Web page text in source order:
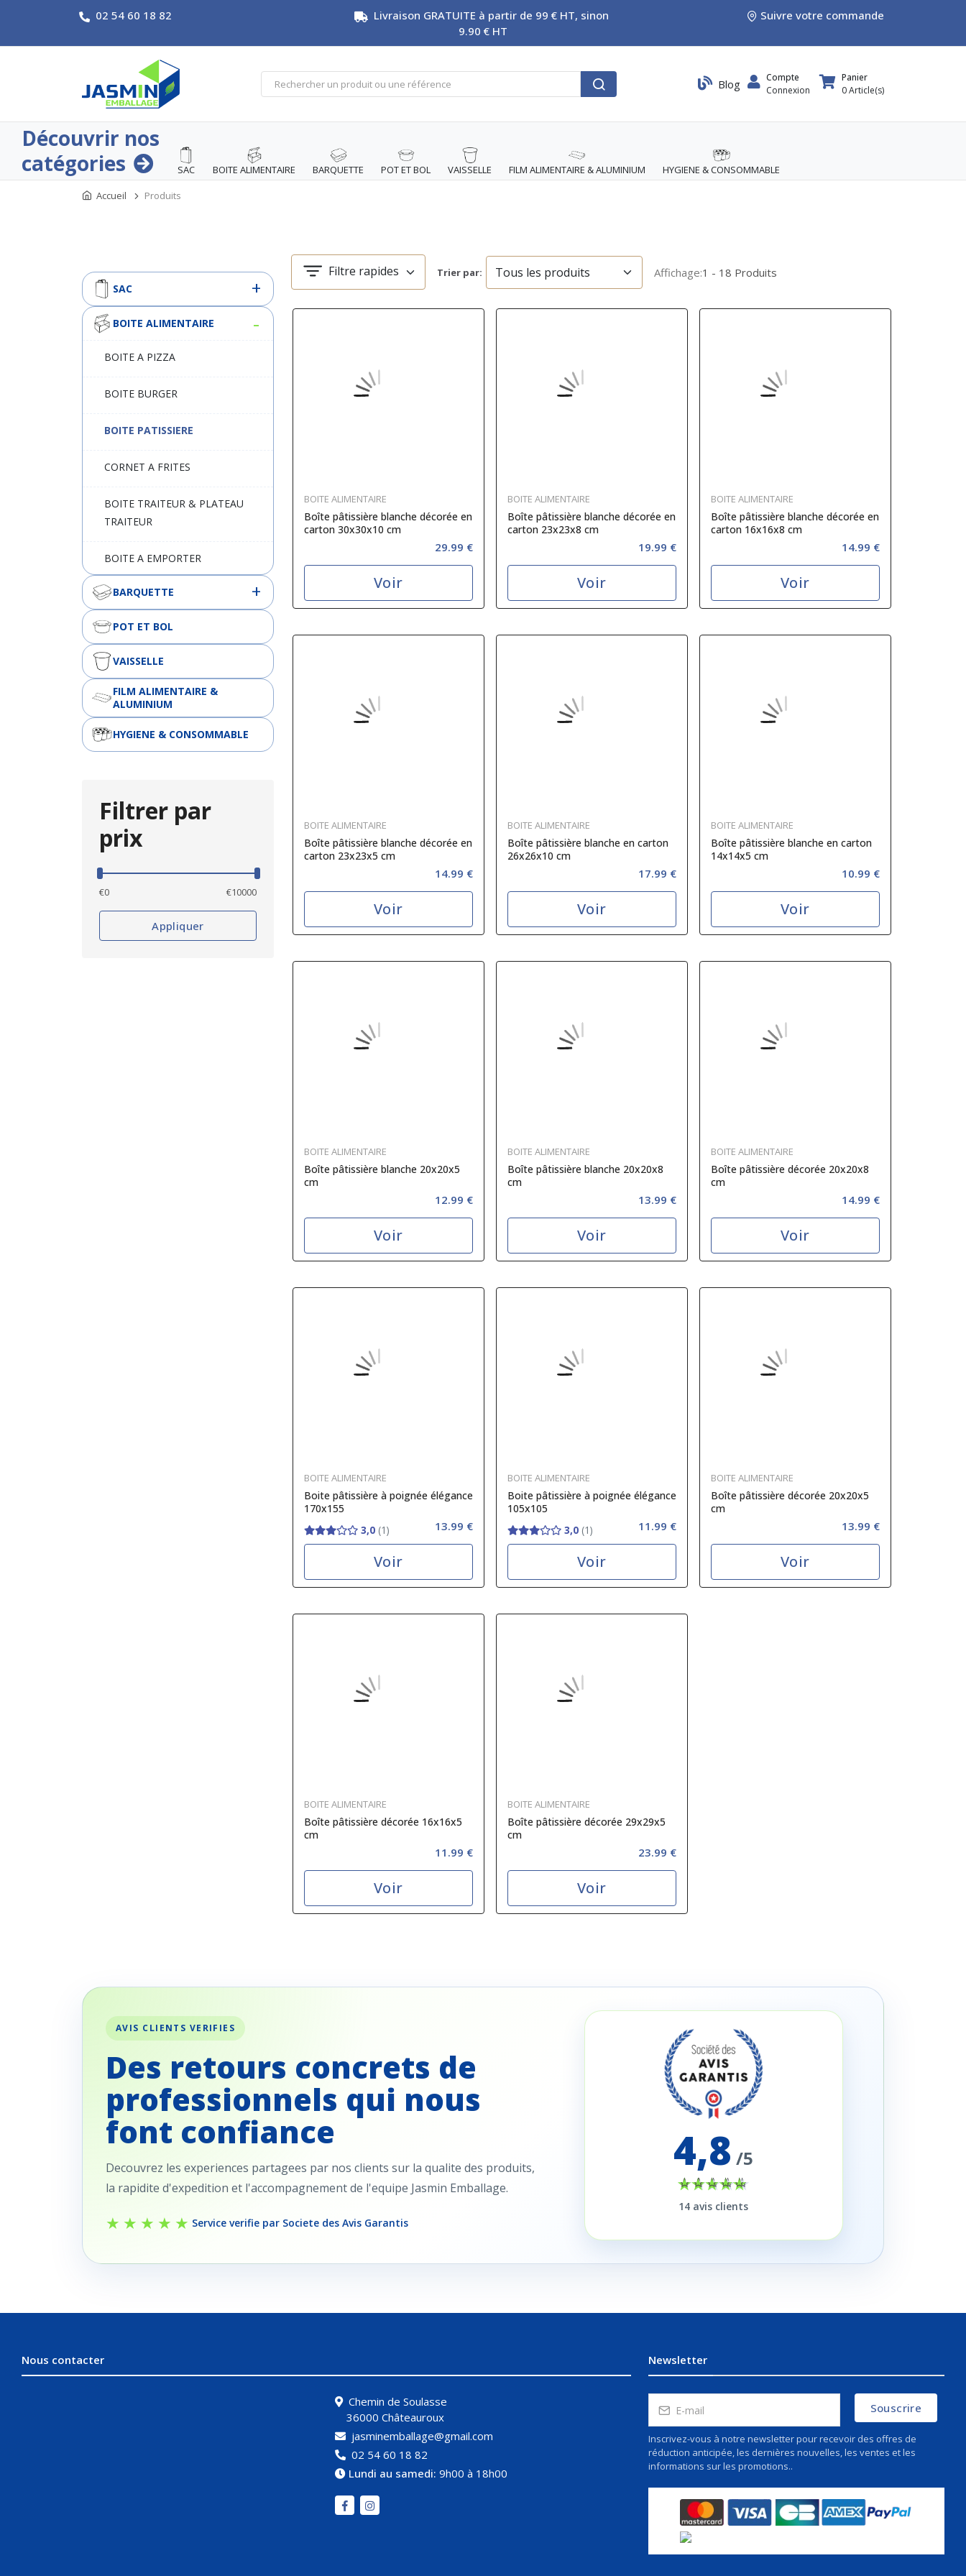
02 54 60 18 82
Livraison GRATUITE à partir de 99 € HT, sinon
9.90 € HT
Suivre votre commande
Blog
Compte
Connexion
Panier
0Article(s)
Découvrir nos
catégories
SAC BOITE ALIMENTAIRE BARQUETTE POT ET BOL VAISSELLE FILM ALIMENTAIRE & ALUMINIUM
HYGIENE & CONSOMMABLE
Accueil
Produits
Filtre rapides Trier par: Affichage:1 - 18 Produits
BOITE ALIMENTAIRE
Boîte pâtissière blanche décorée en
carton 30x30x10 cm
29.99 €
Voir
BOITE ALIMENTAIRE
Boîte pâtissière blanche décorée en
carton 23x23x8 cm
19.99 €
Voir
BOITE ALIMENTAIRE
Boîte pâtissière blanche décorée en
carton 16x16x8 cm
14.99 €
Voir
BOITE ALIMENTAIRE
Boîte pâtissière blanche décorée en
carton 23x23x5 cm
14.99 €
Voir
BOITE ALIMENTAIRE
Boîte pâtissière blanche en carton
26x26x10 cm
17.99 €
Voir
BOITE ALIMENTAIRE
Boîte pâtissière blanche en carton
14x14x5 cm
10.99 €
Voir
BOITE ALIMENTAIRE
Boîte pâtissière blanche 20x20x5
cm
12.99 €
Voir
BOITE ALIMENTAIRE
Boîte pâtissière blanche 20x20x8
cm
13.99 €
Voir
BOITE ALIMENTAIRE
Boîte pâtissière décorée 20x20x8
cm
14.99 €
Voir
BOITE ALIMENTAIRE
Boite pâtissière à poignée élégance
170x155
3,0 (1) 13.99 €
Voir
BOITE ALIMENTAIRE
Boite pâtissière à poignée élégance
105x105
3,0 (1) 11.99 €
Voir
BOITE ALIMENTAIRE
Boîte pâtissière décorée 20x20x5
cm
13.99 €
Voir
BOITE ALIMENTAIRE
Boîte pâtissière décorée 16x16x5
cm
11.99 €
Voir
BOITE ALIMENTAIRE
Boîte pâtissière décorée 29x29x5
cm
23.99 €
Voir
SAC
BOITE ALIMENTAIRE
BOITE A PIZZA
BOITE BURGER
BOITE PATISSIERE
CORNET A FRITES
BOITE TRAITEUR & PLATEAU
TRAITEUR
BOITE A EMPORTER
BARQUETTE
POT ET BOL
VAISSELLE
FILM ALIMENTAIRE &
ALUMINIUM
HYGIENE & CONSOMMABLE
Filtrer par
prix
€0 €10000
Appliquer
AVIS CLIENTS VERIFIES
Des retours concrets de
professionnels qui nous
font confiance
Decouvrez les experiences partagees par nos clients sur la qualite des produits,
la rapidite d'expedition et l'accompagnement de l'equipe Jasmin Emballage.
★★★★★ Service verifie par Societe des Avis Garantis
4,8 /5
14 avis clients
Nous contacter
Chemin de Soulasse
36000 Châteauroux
jasminemballage@gmail.com
02 54 60 18 82
Lundi au samedi: 9h00 à 18h00
Newsletter
Souscrire
Inscrivez-vous à notre newsletter pour recevoir des offres de
réduction anticipée, les dernières nouvelles, les ventes et les
informations sur les promotions..